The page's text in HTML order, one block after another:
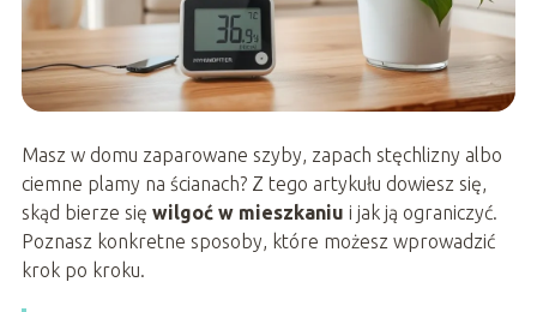
Masz w domu zaparowane szyby, zapach stęchlizny albo
ciemne plamy na ścianach? Z tego artykułu dowiesz się,
skąd bierze się wilgoć w mieszkaniu i jak ją ograniczyć.
Poznasz konkretne sposoby, które możesz wprowadzić
krok po kroku.